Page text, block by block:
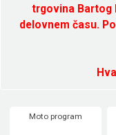
trgovina Bartog
delovnem času.
Moto program